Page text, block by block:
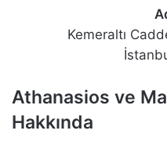
Kemeraltı
Athanasios ve
Hakkında